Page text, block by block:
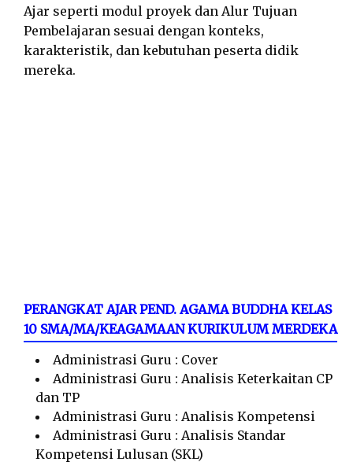
Ajar seperti modul proyek dan Alur Tujuan
Pembelajaran sesuai dengan konteks,
karakteristik, dan kebutuhan peserta didik
mereka.
PERANGKAT AJAR PEND. AGAMA BUDDHA KELAS
10 SMA/MA/KEAGAMAAN KURIKULUM MERDEKA
Administrasi Guru : Cover
Administrasi Guru : Analisis Keterkaitan CP
dan TP
Administrasi Guru : Analisis Kompetensi
Administrasi Guru : Analisis Standar
Kompetensi Lulusan (SKL)